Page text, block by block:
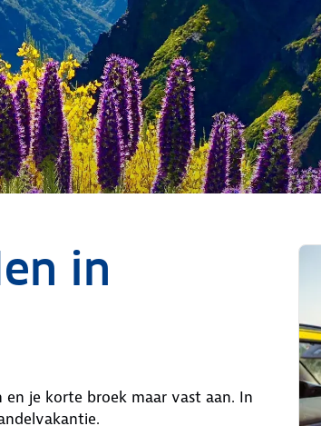
in
je korte broek maar vast aan. In